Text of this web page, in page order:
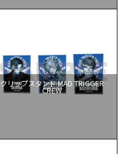
クリップスタンド MAD TRIGGER
CREW